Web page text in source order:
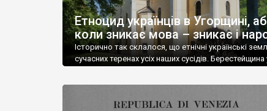
Етноцид українців в Угорщині,
коли зникає мова – зникає і
Історично так склалося, що етнічні українські
сучасних теренах усіх наших сусідів. Берестейщина
Слобожанщина на росії. Ну це ніби знають усі. А от